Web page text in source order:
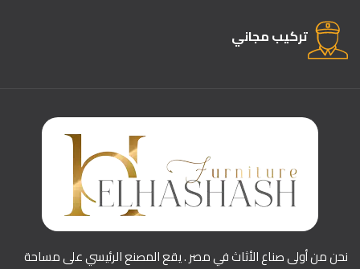
تركيب مجاني
نحن من أولى صناع الأثاث في مصر . يقع المصنع الرئيسي على مساحة